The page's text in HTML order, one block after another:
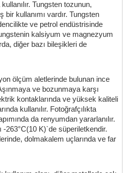
Tungsten tozunun,
kullanımı vardır. Tungsten
ve petrol endüstrisinde
kalsiyum ve magnezyum
diğer bazı bileşikleri de
ölçüm aletlerinde bulunan ince
ve bozunmaya karşı
kontaklarında ve yüksek kaliteli
kullanılır. Fotoğrafçılıkta
da renyumdan yararlanılır.
-263°C(10 K)`de süperiletkendir.
dolmakalem uçlarında ve far